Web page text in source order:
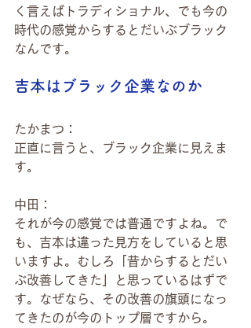
く言えばトラディショナル、でも今の
時代の感覚からするとだいぶブラック
なんです。
吉本はブラック企業なのか
たかまつ：
正直に言うと、ブラック企業に見えま
す。
中田：
それが今の感覚では普通ですよね。で
も、吉本は違った見方をしていると思
いますよ。むしろ「昔からするとだい
ぶ改善してきた」と思っているはずで
す。なぜなら、その改善の旗頭になっ
てきたのが今のトップ層ですから。